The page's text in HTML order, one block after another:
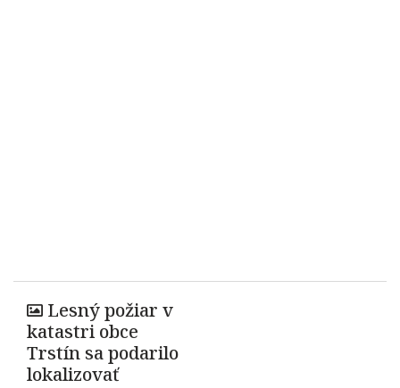
Lesný požiar v
katastri obce
Trstín sa podarilo
lokalizovať